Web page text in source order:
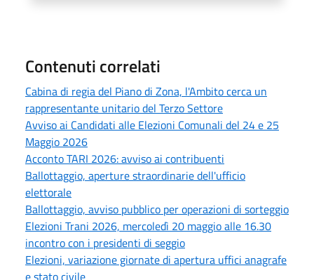
Contenuti correlati
Cabina di regia del Piano di Zona, l'Ambito cerca un
rappresentante unitario del Terzo Settore
Avviso ai Candidati alle Elezioni Comunali del 24 e 25
Maggio 2026
Acconto TARI 2026: avviso ai contribuenti
Ballottaggio, aperture straordinarie dell'ufficio
elettorale
Ballottaggio, avviso pubblico per operazioni di sorteggio
Elezioni Trani 2026, mercoledì 20 maggio alle 16.30
incontro con i presidenti di seggio
Elezioni, variazione giornate di apertura uffici anagrafe
e stato civile